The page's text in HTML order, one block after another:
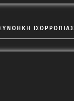
ΙΣΟΡΡΟΠΙΑΣ